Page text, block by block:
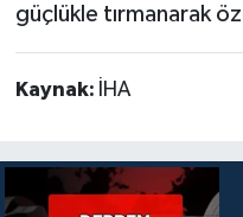
güçlükle tırmanarak
Kaynak: İHA